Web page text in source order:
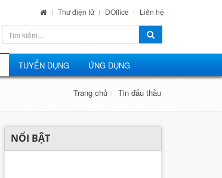
Thư điện tử DOffice Liên hệ
TUYỂN DỤNG ỨNG DỤNG
Trang chủ Tin đấu thầu
NỔI BẬT